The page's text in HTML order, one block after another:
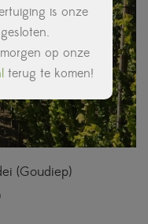
is onze
op onze
terug te komen!
(Goudiep)